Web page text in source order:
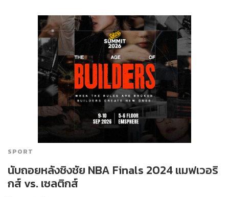
SPORT
นับถอยหลังชิงชัย NBA Finals 2024 แมฟเวอริ
กส์ vs. เซลติกส์